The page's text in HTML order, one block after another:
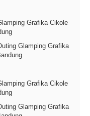
Glamping Grafika
Glamping Grafika